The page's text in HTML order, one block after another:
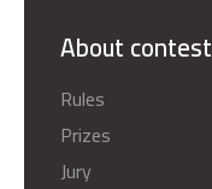
About contest
Rules
Prizes
Jury